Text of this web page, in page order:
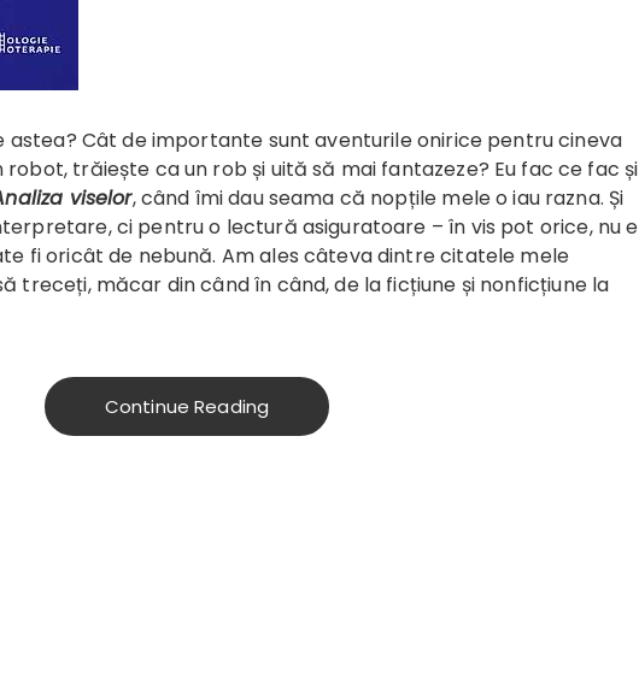
astea? Cât de importante sunt aventurile onirice pentru cineva
trăiește ca un rob și uită să mai fantazeze? Eu fac ce fac și
viselor, când îmi dau seama că nopțile mele o iau razna. Și
ci pentru o lectură asiguratoare – în vis pot orice, nu e
fi oricât de nebună. Am ales câteva dintre citatele mele
treceți, măcar din când în când, de la ficțiune și nonficțiune la
Continue Reading